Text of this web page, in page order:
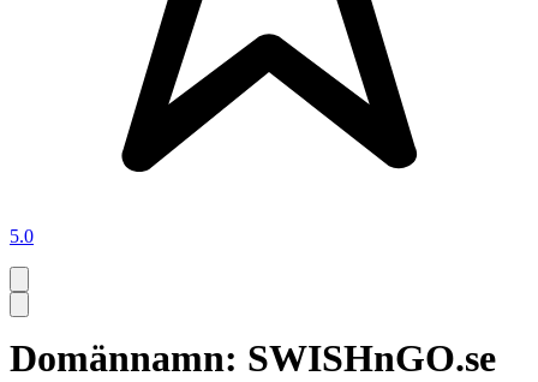
5.0
Domännamn: SWISHnGO.se